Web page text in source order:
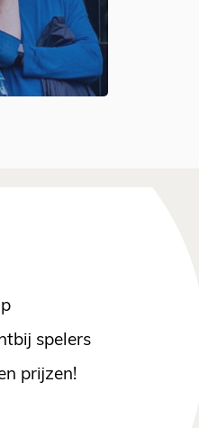
spelers
prijzen!